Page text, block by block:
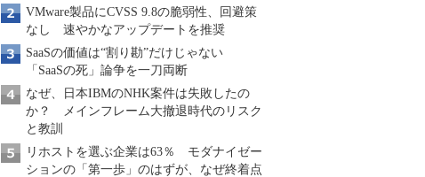
VMware製品にCVSS 9.8の脆弱性、回避策
なし 速やかなアップデートを推奨
SaaSの価値は“割り勘”だけじゃない
「SaaSの死」論争を一刀両断
なぜ、日本IBMのNHK案件は失敗したの
か？ メインフレーム大撤退時代のリスク
と教訓
リホストを選ぶ企業は63％ モダナイゼー
ションの「第一歩」のはずが、なぜ終着点